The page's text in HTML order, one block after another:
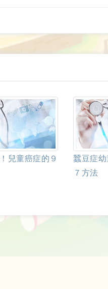
兒童癌症的９
蠶豆症幼
７方法